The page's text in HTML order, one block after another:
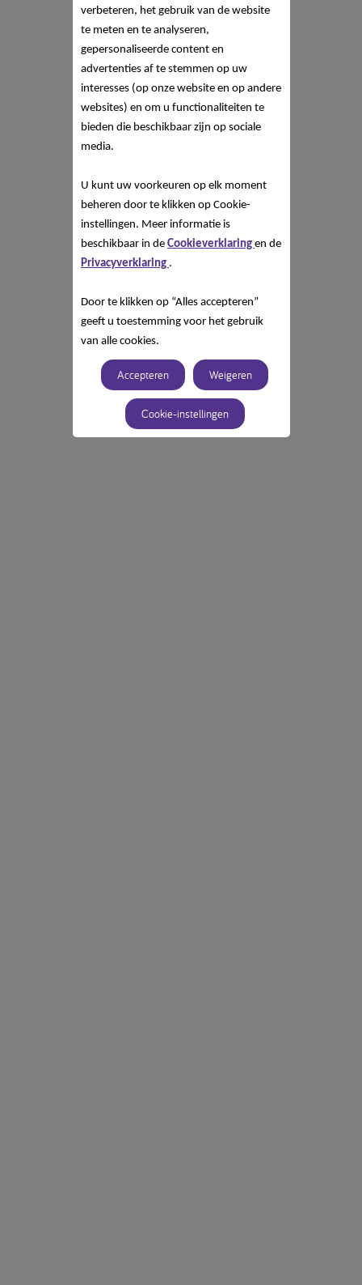
verbeteren, het gebruik van de website
te meten en te analyseren,
gepersonaliseerde content en
advertenties af te stemmen op uw
interesses (op onze website en op andere
websites) en om u functionaliteiten te
bieden die beschikbaar zijn op sociale
media.
U kunt uw voorkeuren op elk moment
beheren door te klikken op Cookie-
instellingen. Meer informatie is
beschikbaar in de Cookieverklaring en de
Privacyverklaring .
Door te klikken op “Alles accepteren”
geeft u toestemming voor het gebruik
van alle cookies.
Accepteren Weigeren
Cookie-instellingen